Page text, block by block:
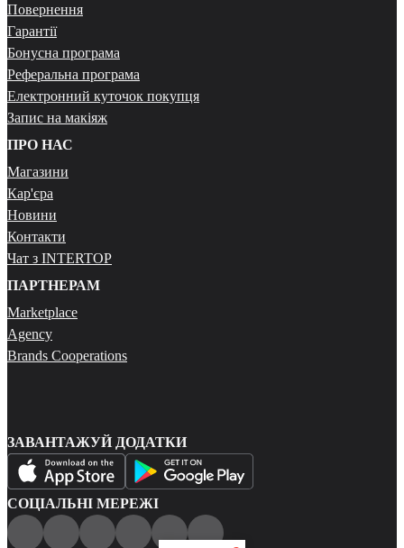
Повернення
Гарантії
Бонусна програма
Реферальна програма
Електронний куточок покупця
Запис на макіяж
ПРО НАС
Магазини
Кар'єра
Новини
Контакти
Чат з INTERTOP
ПАРТНЕРАМ
Marketplace
Agency
Brands Cooperations
ЗАВАНТАЖУЙ ДОДАТКИ
СОЦІАЛЬНІ МЕРЕЖІ